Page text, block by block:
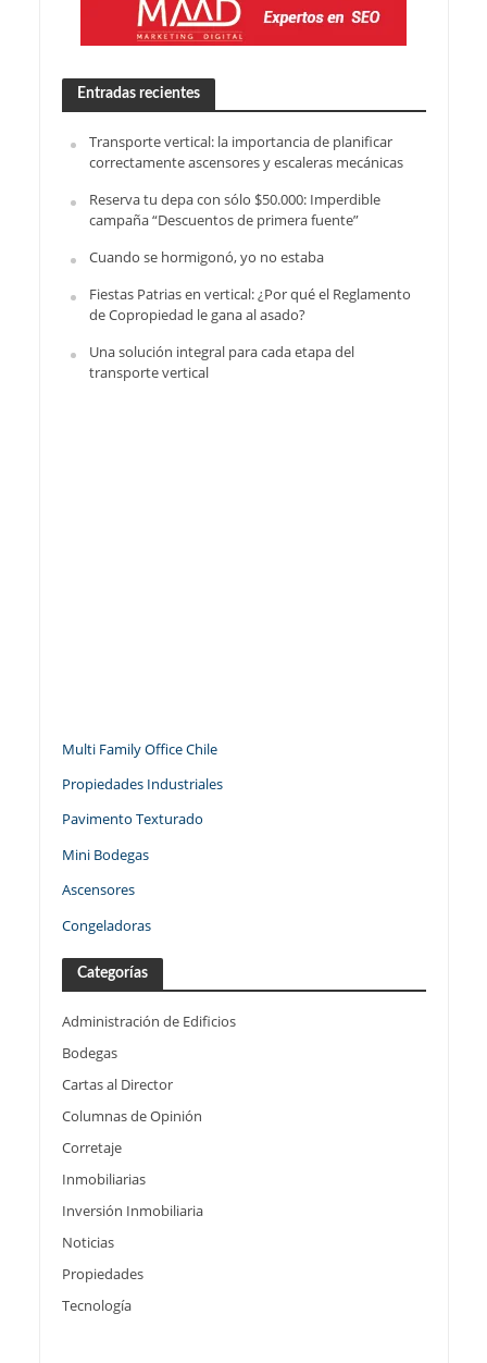
Entradas recientes
Transporte vertical: la importancia de planificar
correctamente ascensores y escaleras mecánicas
Reserva tu depa con sólo $50.000: Imperdible
campaña “Descuentos de primera fuente”
Cuando se hormigonó, yo no estaba
Fiestas Patrias en vertical: ¿Por qué el Reglamento
de Copropiedad le gana al asado?
Una solución integral para cada etapa del
transporte vertical
Multi Family Office Chile
Propiedades Industriales
Pavimento Texturado
Mini Bodegas
Ascensores
Congeladoras
Categorías
Administración de Edificios
Bodegas
Cartas al Director
Columnas de Opinión
Corretaje
Inmobiliarias
Inversión Inmobiliaria
Noticias
Propiedades
Tecnología